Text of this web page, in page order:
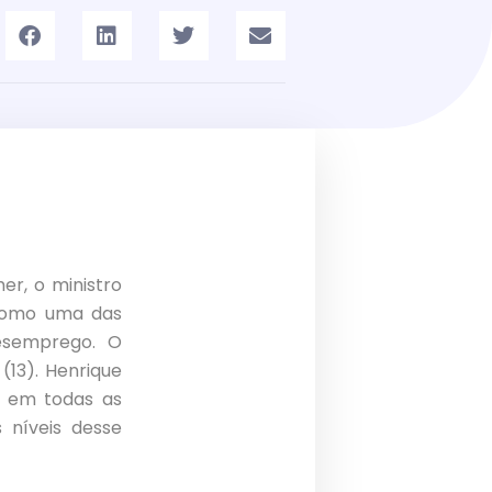
o ministro
uma das
O
Henrique
em todas as
desse